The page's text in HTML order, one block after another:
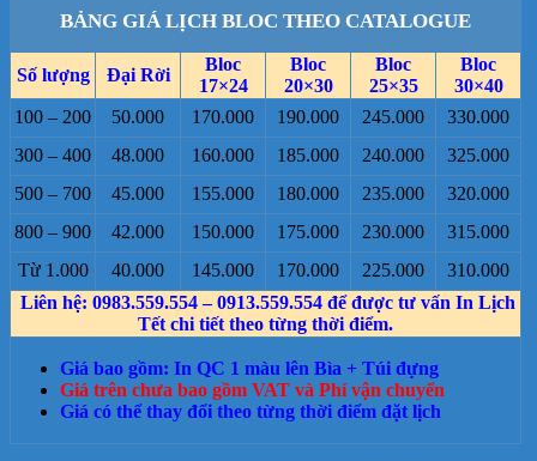
BẢNG GIÁ LỊCH BLOC THEO CATALOGUE
Số lượng Đại Rời
Bloc
17×24
Bloc
20×30
Bloc
25×35
Bloc
30×40
100 – 200
50.000 170.000 190.000 245.000
330.000
300 – 400
48.000 160.000 185.000 240.000
325.000
500 – 700
45.000 155.000 180.000 235.000
320.000
800 – 900
42.000 150.000 175.000 230.000
315.000
Từ 1.000
40.000 145.000 170.000 225.000
310.000
Liên hệ: 0983.559.554 – 0913.559.554 để được tư vấn In Lịch
Tết chi tiết theo từng thời điểm.
Giá bao gồm: In QC 1 màu lên Bìa + Túi đựng
Giá trên chưa bao gồm VAT và Phí vận chuyển
Giá có thể thay đổi theo từng thời điểm đặt lịch